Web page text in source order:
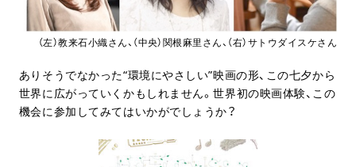
（左）教来石小織さん、（中央）関根麻里さん、（右）サトウダイスケさん
ありそうでなかった“環境にやさしい”映画の形、この七夕から
世界に広がっていくかもしれません。世界初の映画体験、この
機会に参加してみてはいかがでしょうか？